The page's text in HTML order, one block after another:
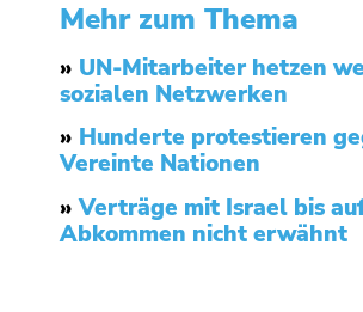
Mehr zum Thema
» UN-Mitarbeiter hetzen
sozialen Netzwerken
» Hunderte protestieren
Vereinte Nationen
»Verträge mit Israel bis
Abkommen nicht erwähnt